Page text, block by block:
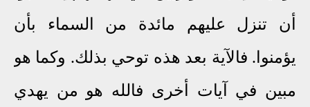
أن تنزل عليهم مائدة من السماء بأن
يؤمنوا. فالآية بعد هذه توحي بذلك. وكما هو
مبين في آيات أخرى فالله هو من يهدي